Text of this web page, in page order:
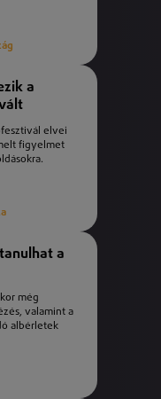
a
elvei
figyelmet
a
még
valamint a
albérletek